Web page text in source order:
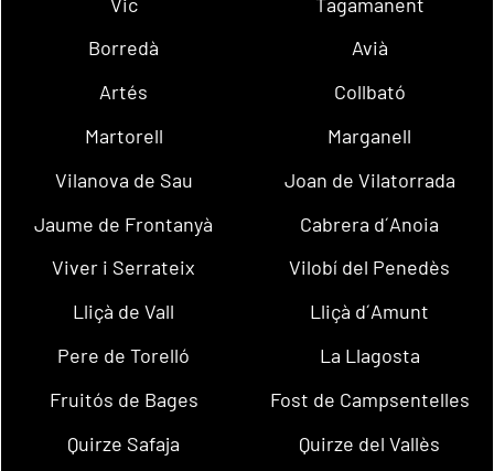
Borredà
Avià
Artés
Collbató
Martorell
Marganell
Vilanova de Sau
Joan de Vilatorrada
Jaume de Frontanyà
Cabrera d´Anoia
Viver i Serrateix
Vilobí del Penedès
Lliçà de Vall
Lliçà d´Amunt
Pere de Torelló
La Llagosta
Fruitós de Bages
Fost de Campsentelles
Quirze Safaja
Quirze del Vallès